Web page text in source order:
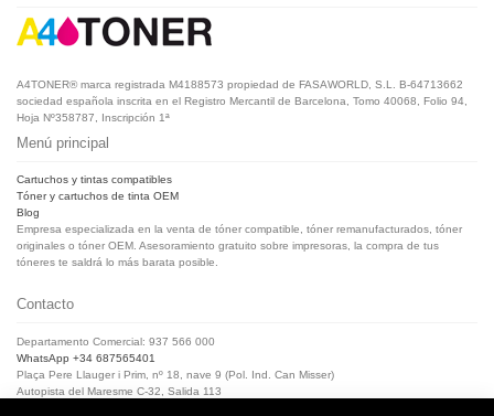
A4TONER® marca registrada M4188573 propiedad de FASAWORLD, S.L. B-64713662
sociedad española inscrita en el Registro Mercantil de Barcelona, Tomo 40068, Folio 94,
Hoja Nº358787, Inscripción 1ª
Menú principal
Cartuchos y tintas compatibles
Tóner y cartuchos de tinta OEM
Blog
Empresa especializada en la venta de tóner compatible, tóner remanufacturados, tóner
originales o tóner OEM. Asesoramiento gratuito sobre impresoras, la compra de tus
tóneres te saldrá lo más barata posible.
Contacto
Departamento Comercial: 937 566 000
WhatsApp +34 687565401
Plaça Pere Llauger i Prim, nº 18, nave 9 (Pol. Ind. Can Misser)
Autopista del Maresme C-32, Salida 113